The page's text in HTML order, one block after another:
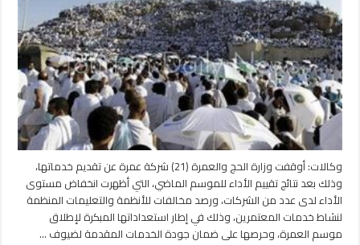
السعودية
توقف
21
شركة
لانخفاض
مستوى
الأداء
وارتكاب
مخالفات
مغلقة
وكالات: أوقفت وزارة الحج والعمرة (21) شركة عمرة عن تقديم خدماتها،
وذلك بعد نتائج تقييم الأداء للموسم الماضي، التي أظهرت انخفاض مستوى
الأداء لدى عدد من الشركات، ورصد مخالفات للأنظمة والتعليمات المنظمة
لنشاط خدمات المعتمرين، وذلك في إطار استعداداتها المبكرة لإطلاق
موسم العمرة، وحرصها على ضمان جودة الخدمات المقدمة لضيوف …